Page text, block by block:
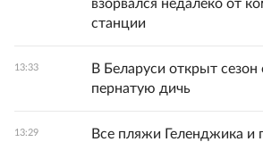
взорвался недалеко от
станции
13:33
В Беларуси открыт сезон
пернатую дичь
13:29
Все пляжи Геленджика и